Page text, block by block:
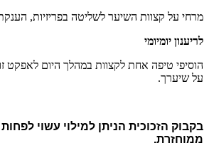
מרחי על קצוות השיער לשליטה בפריזיות,
לריענון יומיומי
הוסיפי טיפה אחת לקצוות במהלך היום לאפקט
על שיערך.
ממוחזרת.